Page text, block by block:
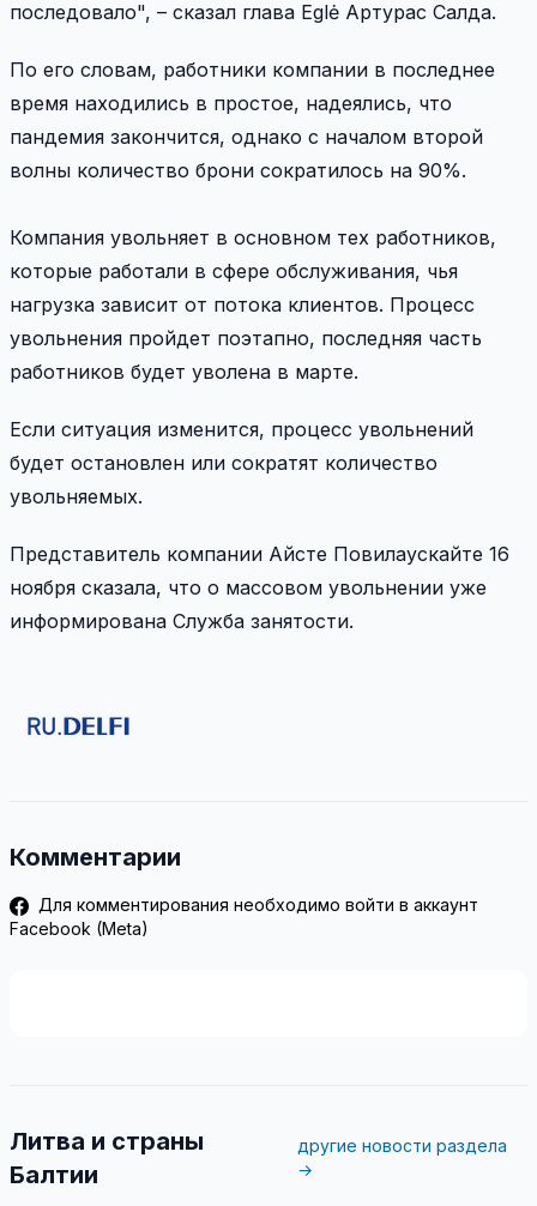
последовало", – сказал глава Eglė Артурас Салда.
По его словам, работники компании в последнее
время находились в простое, надеялись, что
пандемия закончится, однако с началом второй
волны количество брони сократилось на 90%.
Компания увольняет в основном тех работников,
которые работали в сфере обслуживания, чья
нагрузка зависит от потока клиентов. Процесс
увольнения пройдет поэтапно, последняя часть
работников будет уволена в марте.
Если ситуация изменится, процесс увольнений
будет остановлен или сократят количество
увольняемых.
Представитель компании Айсте Повилаускайте 16
ноября сказала, что о массовом увольнении уже
информирована Служба занятости.
Комментарии
Для комментирования необходимо войти в аккаунт
Facebook (Meta)
Литва и страны
Балтии
другие новости раздела
→